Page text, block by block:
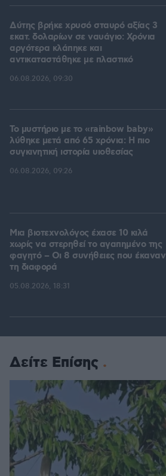
Δύτης βρήκε χρυσό σταυρό αξίας 3
εκατ. δολαρίων σε ναυάγιο: Χρόνια
αργότερα κλάπηκε και
αντικαταστάθηκε με πλαστικό
06.08.2026, 09:30
Το μυστήριο με το «rainbow baby»
λύθηκε μετά από 65 χρόνια: Η πιο
συγκινητική ιστορία υιοθεσίας
06.08.2026, 09:26
Μια βιοτεχνολόγος έχασε 10 κιλά
χωρίς να στερηθεί το αγαπημένο της
φαγητό – Οι 8 συνήθειες που έκαναν
τη διαφορά
05.08.2026, 18:31
Δείτε Επίσης